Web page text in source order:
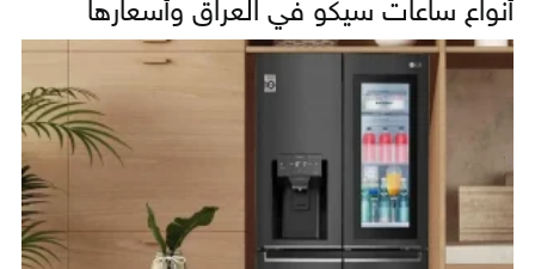
أنواع ساعات سيكو في العراق وأسعارها